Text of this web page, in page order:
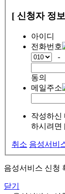
[ 신청자 정
아이디
전화번호
-
동의
메일주소
작성하신
하시려면
취소 음성서비
음성서비스 신청
닫기